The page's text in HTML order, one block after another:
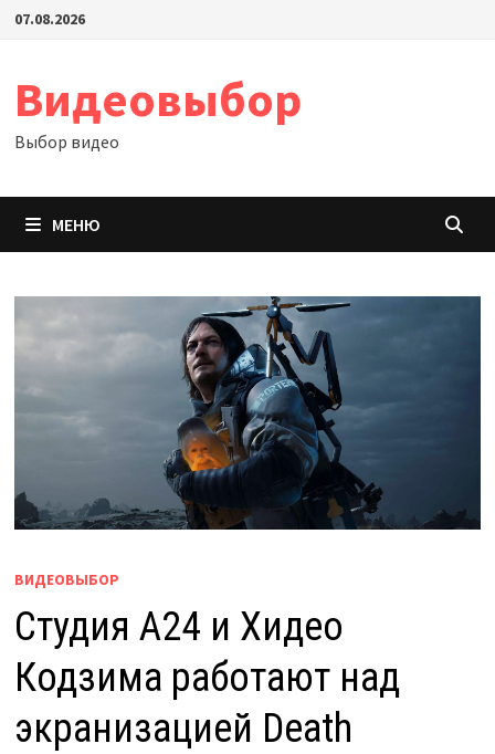
Перейти
07.08.2026
Видеовыбор
Выбор видео
МЕНЮ
ВИДЕОВЫБОР
Студия A24 и Хидео
Кодзима работают над
экранизацией Death